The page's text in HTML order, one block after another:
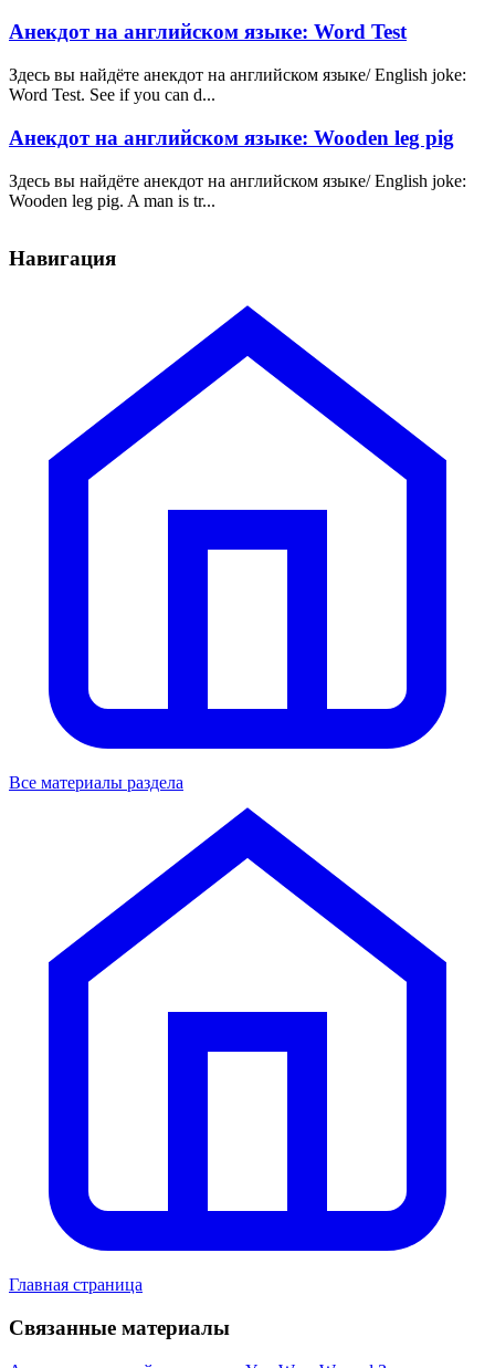
Анекдот на английском языке: Word Test
Здесь вы найдёте анекдот на английском языке/ English joke:
Word Test. See if you can d...
Анекдот на английском языке: Wooden leg pig
Здесь вы найдёте анекдот на английском языке/ English joke:
Wooden leg pig. A man is tr...
Навигация
Все материалы раздела
Главная страница
Связанные материалы